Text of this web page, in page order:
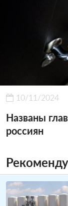
10/11/2024
Названы
россиян